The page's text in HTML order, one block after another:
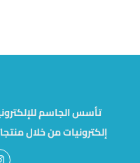
إلكترونيات من خلال